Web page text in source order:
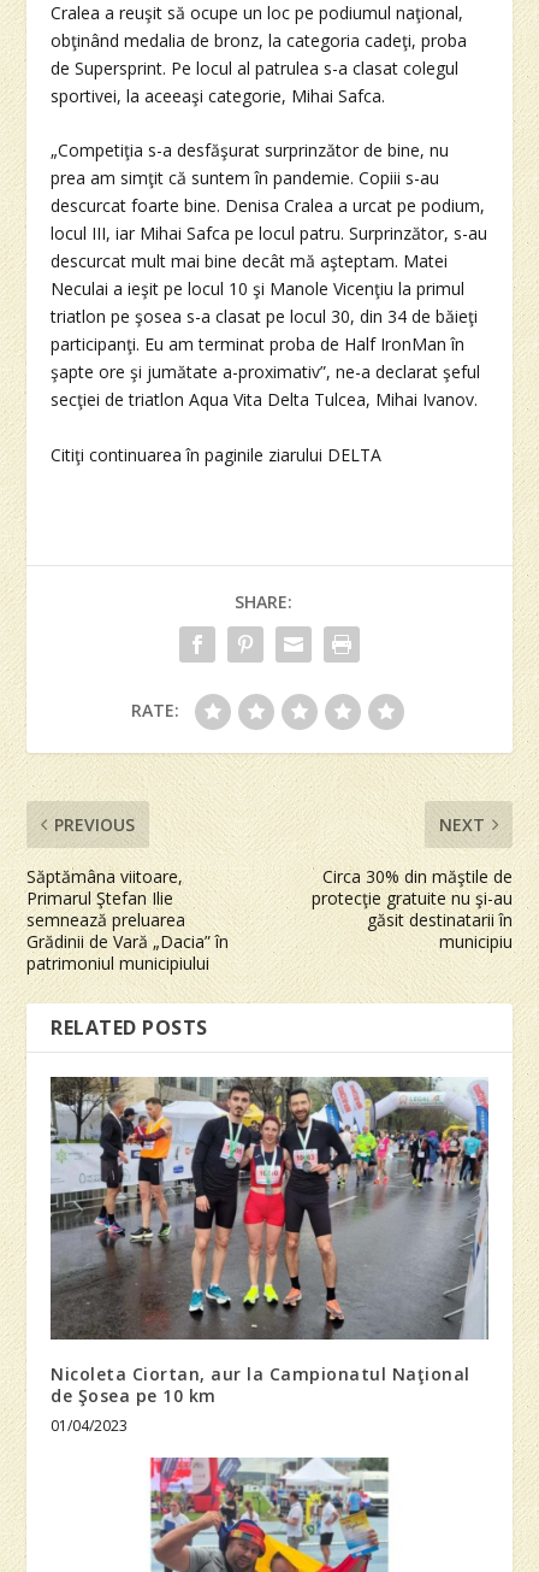
Cralea a reuşit să ocupe un loc pe podiumul naţional,
obţinând medalia de bronz, la categoria cadeţi, proba
de Supersprint. Pe locul al patrulea s-a clasat colegul
sportivei, la aceeaşi categorie, Mihai Safca.
„Competiţia s-a desfăşurat surprinzător de bine, nu
prea am simţit că suntem în pandemie. Copiii s-au
descurcat foarte bine. Denisa Cralea a urcat pe podium,
locul III, iar Mihai Safca pe locul patru. Surprinzător, s-au
descurcat mult mai bine decât mă aşteptam. Matei
Neculai a ieşit pe locul 10 şi Manole Vicenţiu la primul
triatlon pe şosea s-a clasat pe locul 30, din 34 de băieţi
participanţi. Eu am terminat proba de Half IronMan în
şapte ore şi jumătate a-proximativ”, ne-a declarat şeful
secţiei de triatlon Aqua Vita Delta Tulcea, Mihai Ivanov.
Citiţi continuarea în paginile ziarului DELTA
SHARE:
RATE:
PREVIOUS
Săptămâna viitoare,
Primarul Ştefan Ilie
semnează preluarea
Grădinii de Vară „Dacia” în
patrimoniul municipiului
NEXT
Circa 30% din măştile de
protecţie gratuite nu şi-au
găsit destinatarii în
municipiu
RELATED POSTS
Nicoleta Ciortan, aur la Campionatul Naţional
de Şosea pe 10 km
01/04/2023